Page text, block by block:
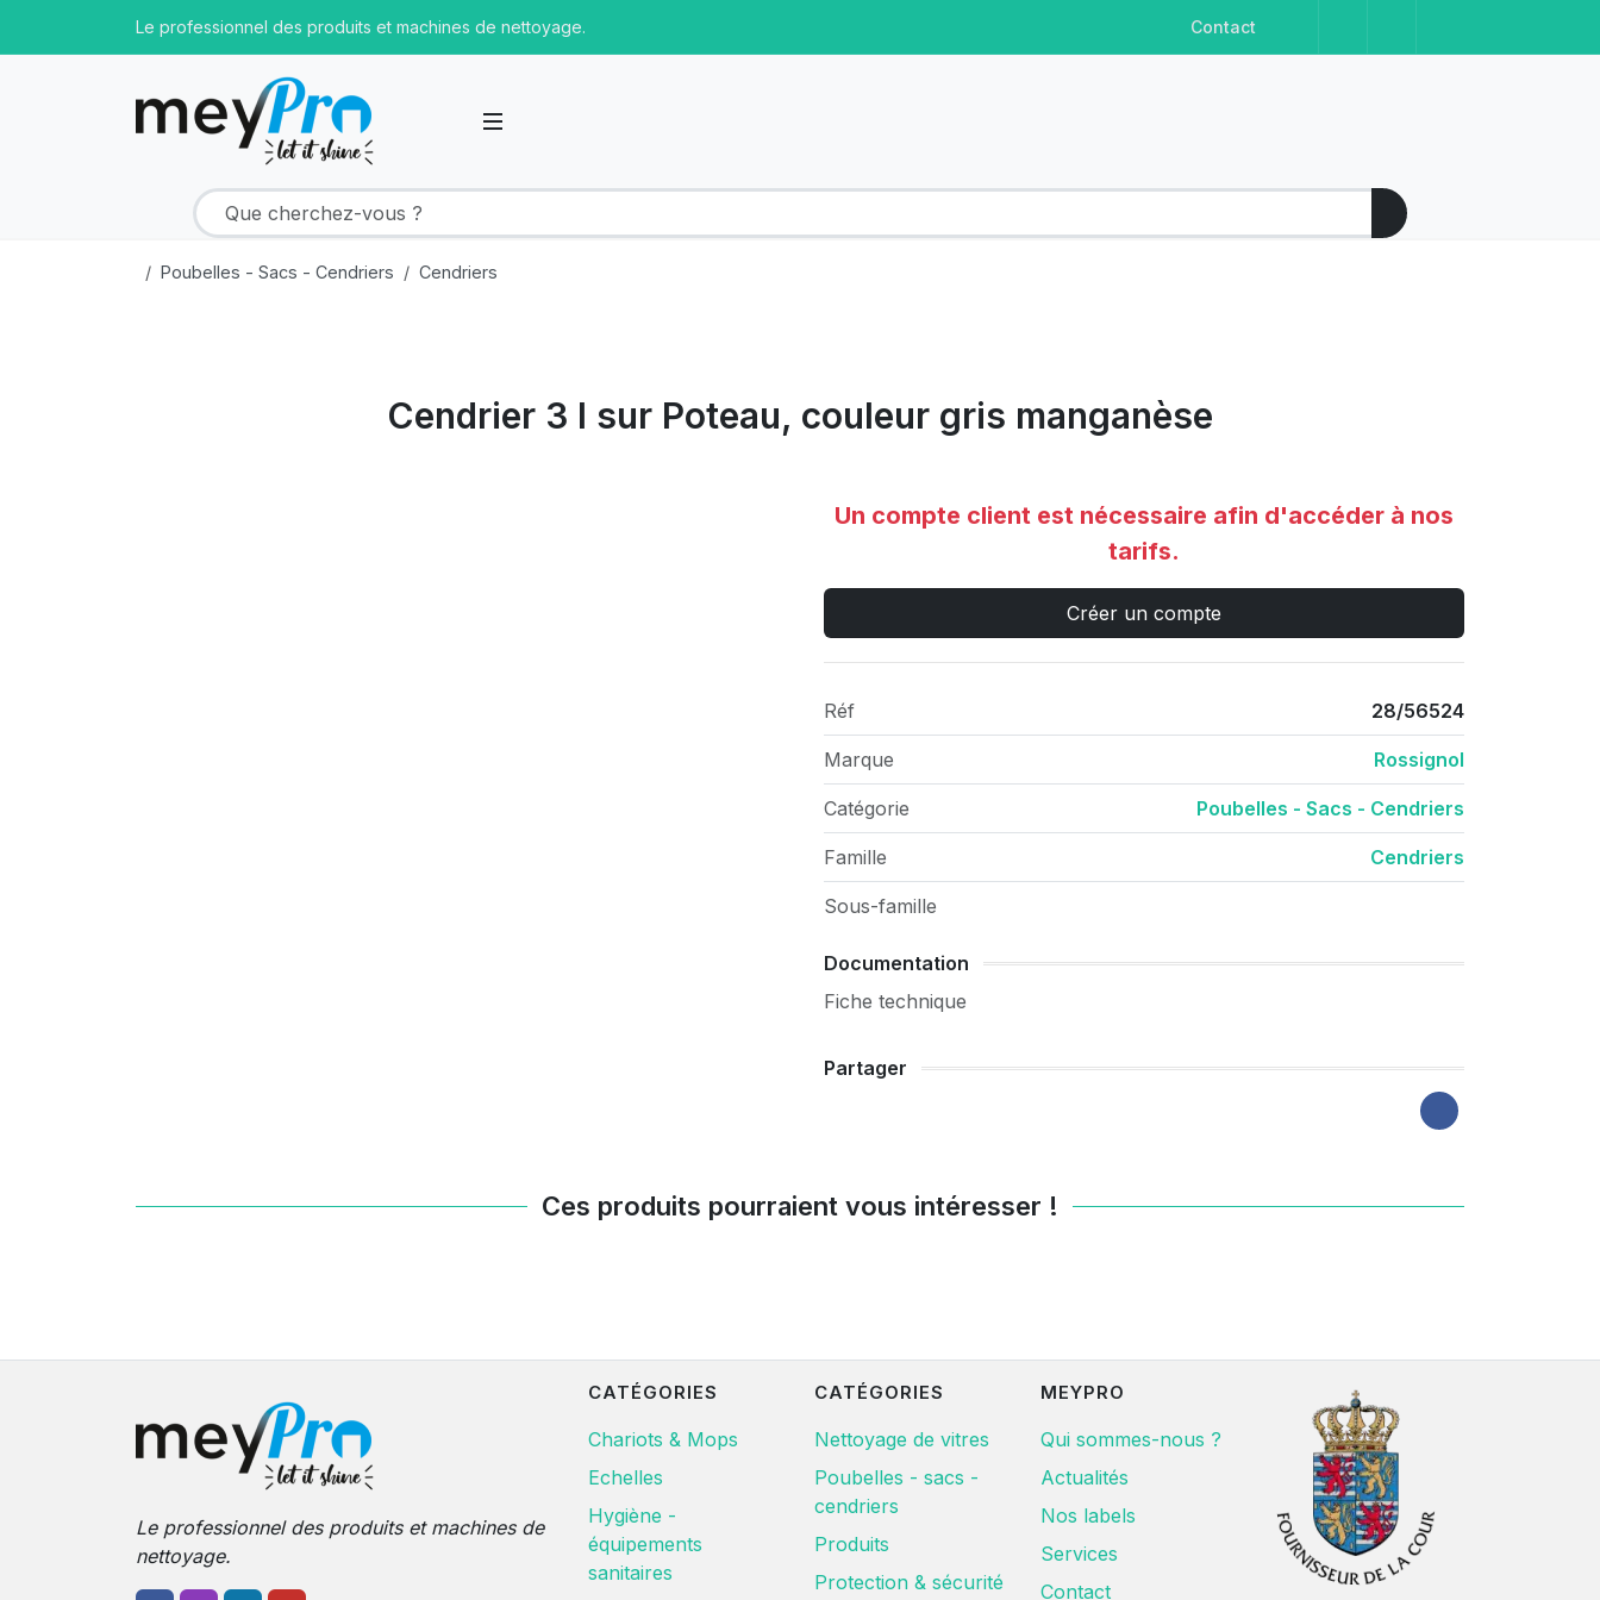
Le professionnel des produits et machines de nettoyage. Contact
Poubelles - Sacs - Cendriers Cendriers
Cendrier 3 l sur Poteau, couleur gris manganèse
Un compte client est nécessaire afin d'accéder à nos
tarifs.
Créer un compte
Réf 28/56524
Marque Rossignol
Catégorie Poubelles - Sacs - Cendriers
Famille Cendriers
Sous-famille
Documentation
Fiche technique
Partager
Ces produits pourraient vous intéresser !
Le professionnel des produits et machines de
nettoyage.
CATÉGORIES
Chariots & Mops
Echelles
Hygiène -
équipements
sanitaires
CATÉGORIES
Nettoyage de vitres
Poubelles - sacs -
cendriers
Produits
Protection & sécurité
MEYPRO
Qui sommes-nous ?
Actualités
Nos labels
Services
Contact